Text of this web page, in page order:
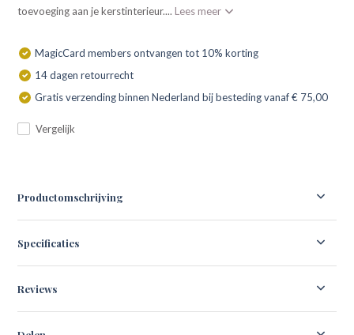
toevoeging aan je kerstinterieur.... Lees meer
MagicCard members ontvangen tot 10% korting
14 dagen retourrecht
Gratis verzending binnen Nederland bij besteding vanaf € 75,00
Vergelijk
Productomschrijving
Specificaties
Reviews